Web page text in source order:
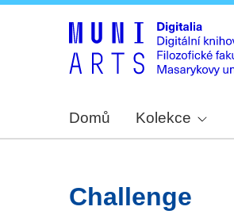
Domů Kolekce
Challenge